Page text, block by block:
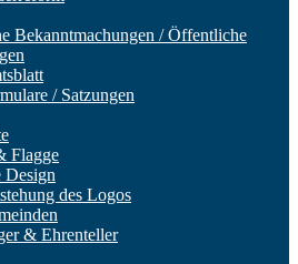
Bekanntmachungen / Öffentliche
/ Satzungen
Flagge
Design
des Logos
& Ehrenteller